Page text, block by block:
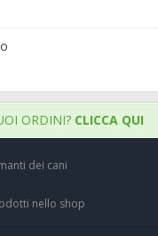
ORDINI? CLICCA QUI
dei cani
nello shop